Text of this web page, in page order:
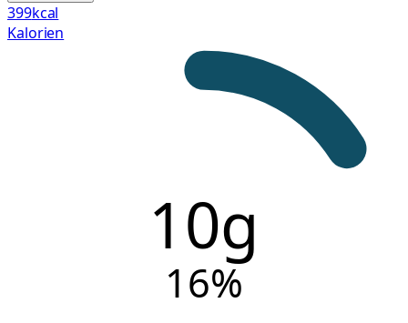
399kcal
Kalorien
10g
16%